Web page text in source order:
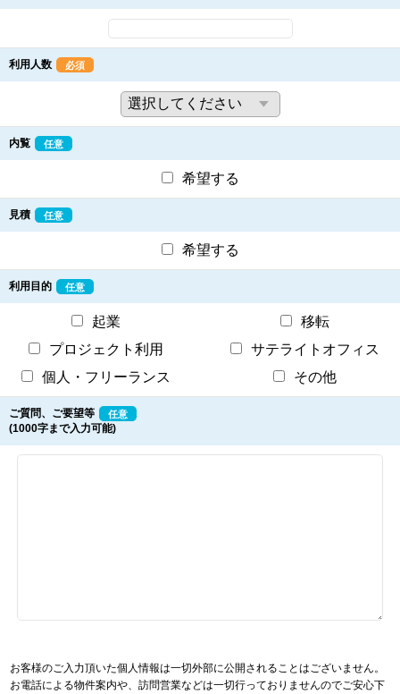
利用人数 必須
内覧 任意
希望する
見積 任意
希望する
利用目的 任意
起業
移転
プロジェクト利用
サテライトオフィス
個人・フリーランス
その他
ご質問、ご要望等 任意
(1000字まで入力可能)
お客様のご入力頂いた個人情報は一切外部に公開されることはございません。
お電話による物件案内や、訪問営業などは一切行っておりませんのでご安心下